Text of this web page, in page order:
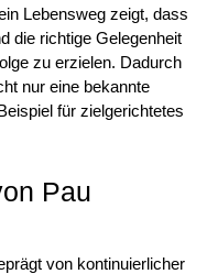
Lebensweg zeigt, dass
die richtige Gelegenheit
zu erzielen. Dadurch
nur eine bekannte
für zielgerichtetes
Pau
von kontinuierlicher